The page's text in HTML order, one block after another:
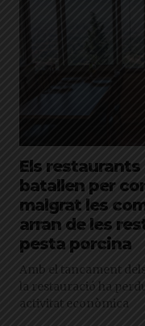
Els restaurants
batallen per
malgrat les
arran de les
pesta porcina
Amb el tancament
la restauració ha
activitat econòmica